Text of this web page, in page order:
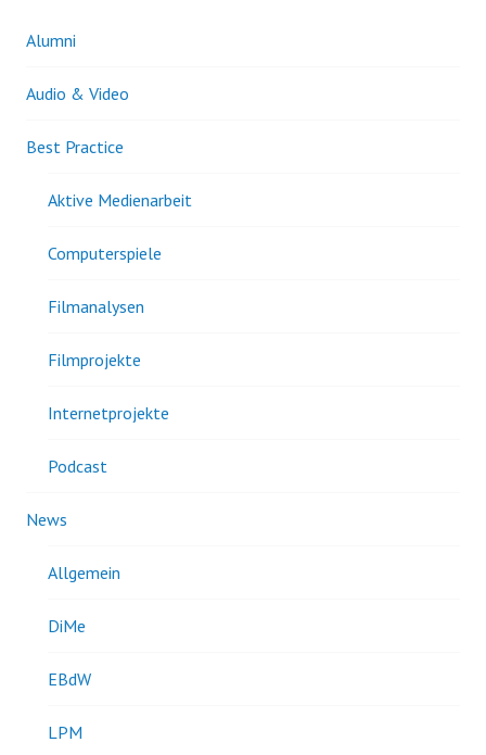
Alumni
Audio & Video
Best Practice
Aktive Medienarbeit
Computerspiele
Filmanalysen
Filmprojekte
Internetprojekte
Podcast
News
Allgemein
DiMe
EBdW
LPM